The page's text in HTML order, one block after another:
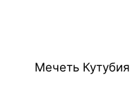
Мечеть Кутубия